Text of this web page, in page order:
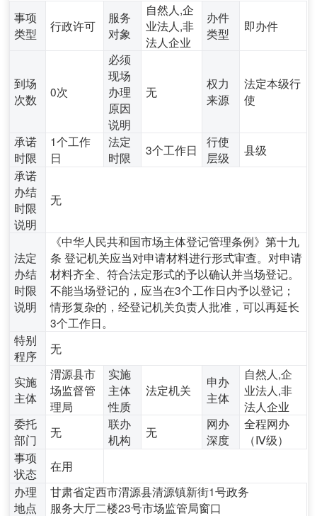
事项
类型
行政许可
服务
对象
自然人,企
业法人,非
法人企业
办件
类型
即办件
到场
次数
0次
必须
现场
办理
原因
说明
无
权力
来源
法定本级行
使
承诺
时限
1个工作
日
法定
时限
3个工作日
行使
层级
县级
承诺
办结
时限
说明
无
法定
办结
时限
说明
《中华人民共和国市场主体登记管理条例》第十九
条 登记机关应当对申请材料进行形式审查。对申请
材料齐全、符合法定形式的予以确认并当场登记。
不能当场登记的，应当在3个工作日内予以登记；
情形复杂的，经登记机关负责人批准，可以再延长
3个工作日。
特别
程序
无
实施
主体
渭源县市
场监督管
理局
实施
主体
性质
法定机关
申办
主体
自然人,企
业法人,非
法人企业
委托
部门
无
联办
机构
无
网办
深度
全程网办
（Ⅳ级）
事项
状态
在用
办理
地点
甘肃省定西市渭源县清源镇新街1号政务
服务大厅二楼23号市场监管局窗口